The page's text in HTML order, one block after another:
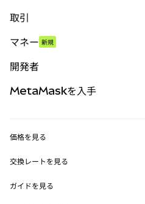
取引
パーペチュアル
RWA
マネー 新規
開発者
MetaMask Connect
Snaps
MetaMaskを入手
セキュリティ
価格を見る
イーサリアムの価格
Solanaの価格
交換レートを見る
ETH→USD
ガイドを見る